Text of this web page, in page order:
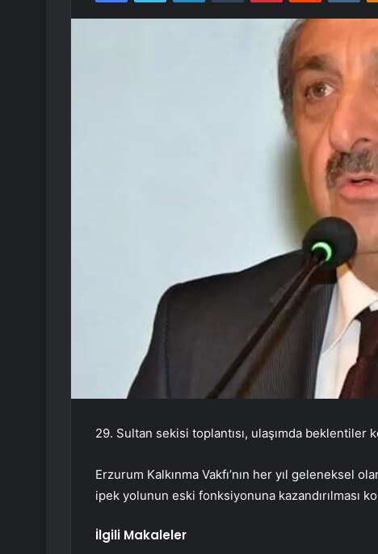
29. Sultan sekisi toplantısı, ulaşımda beklentiler
Erzurum Kalkınma Vakfı’nın her yıl geleneksel
ipek yolunun eski fonksiyonuna kazandırılması
İlgili Makaleler